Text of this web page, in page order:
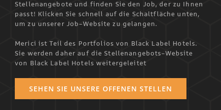
Stellenangebote und finden Sie den Job, der zu Ihnen
passt! Klicken Sie schnell auf die Schaltfläche unten,
um zu unserer Job-Website zu gelangen.
Merici ist Teil des Portfolios von Black Label Hotels.
Sie werden daher auf die Stellenangebots-Website
von Black Label Hotels weitergeleitet
SEHEN SIE UNSERE OFFENEN STELLEN